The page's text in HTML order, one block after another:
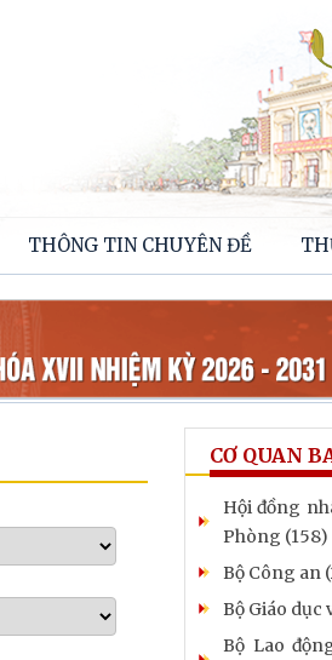
THÔNG TIN CHUYÊN ĐỀ
CƠ QUAN
Hội đồng
Phòng (158)
Bộ Công an
Bộ Giáo dục
Bộ Lao